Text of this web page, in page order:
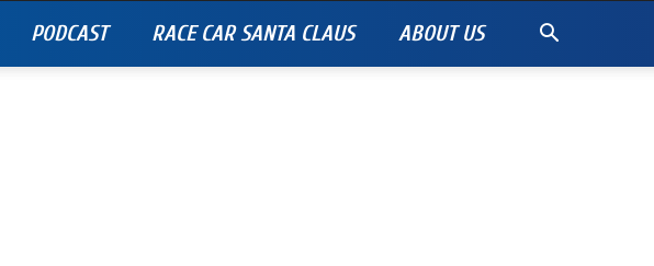
PODCAST RACE CAR SANTA CLAUS ABOUT US